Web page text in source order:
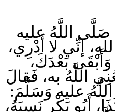
اللَّهُ عليه
إنِّي لا أَدْرِي،
بَعْدَكَ،
اللَّهُ به، فَقالَ
عليه وَسَلَّمَ:
أَبُو بَكْرٍ نَسِيَهُ،